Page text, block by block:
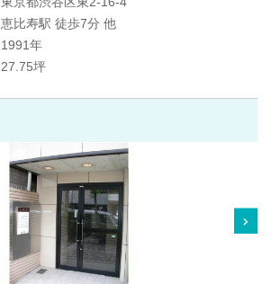
恵比寿駅 徒歩7分 他
1991年
27.75坪